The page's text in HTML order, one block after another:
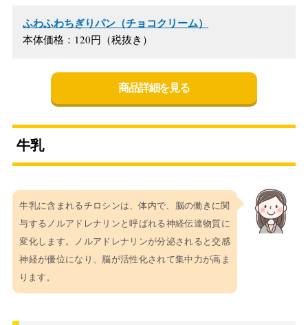
ふわふわちぎりパン（チョコクリーム）
本体価格：120円（税抜き）
商品詳細を見る
牛乳
牛乳に含まれるチロシンは、体内で、脳の働きに関
与するノルアドレナリンと呼ばれる神経伝達物質に
変化します。ノルアドレナリンが分泌されると交感
神経が優位になり、脳が活性化されて集中力が高ま
ります。